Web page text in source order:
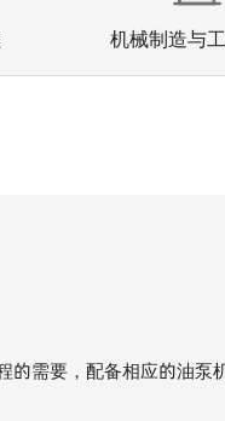
机械制造与
需要，配备相应的油泵